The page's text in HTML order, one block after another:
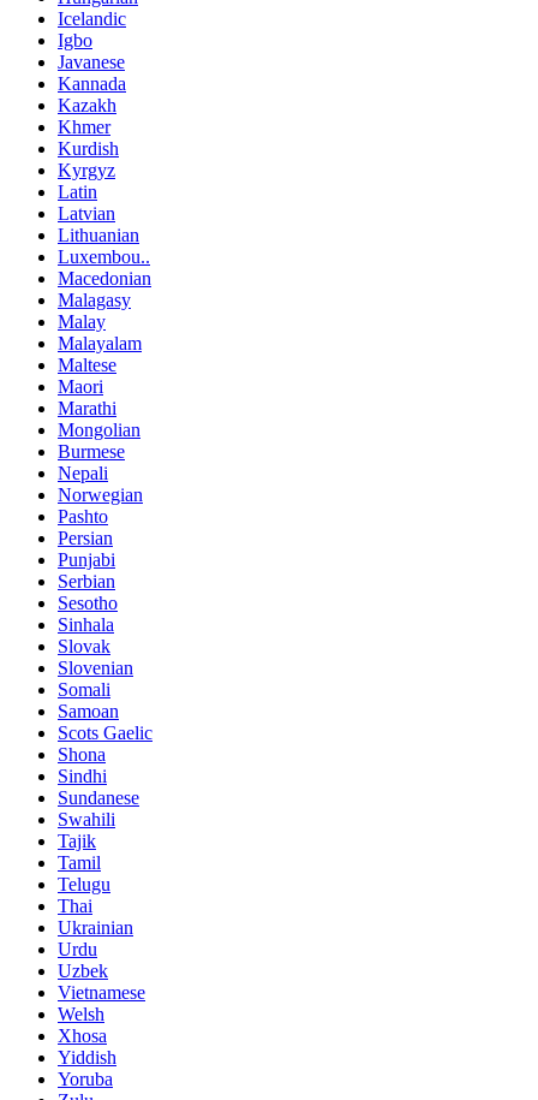
Icelandic
Igbo
Javanese
Kannada
Kazakh
Khmer
Kurdish
Kyrgyz
Latin
Latvian
Lithuanian
Luxembou..
Macedonian
Malagasy
Malay
Malayalam
Maltese
Maori
Marathi
Mongolian
Burmese
Nepali
Norwegian
Pashto
Persian
Punjabi
Serbian
Sesotho
Sinhala
Slovak
Slovenian
Somali
Samoan
Scots Gaelic
Shona
Sindhi
Sundanese
Swahili
Tajik
Tamil
Telugu
Thai
Ukrainian
Urdu
Uzbek
Vietnamese
Welsh
Xhosa
Yiddish
Yoruba